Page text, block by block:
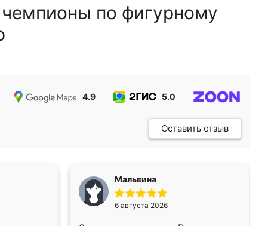
по фигурному
4.9 5.0
Оставить отзыв
Мальвина
6 августа 2026